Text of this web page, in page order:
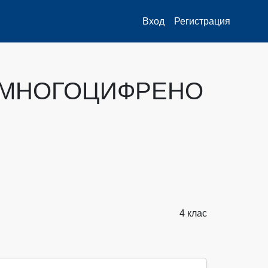
Вход Регистрация
4 клас